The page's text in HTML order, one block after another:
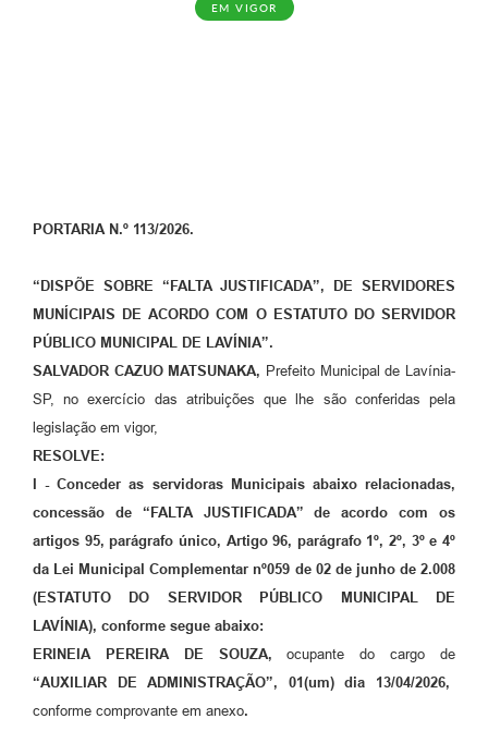
Editais
Contas Públicas
e-SIC
Contratos
Previdência
EM VIGOR
PORTARIA N.º 113/2026.
“DISPÕE SOBRE “FALTA JUSTIFICADA”, DE SERVIDORES
MUNÍCIPAIS DE ACORDO COM O ESTATUTO DO SERVIDOR
PÚBLICO MUNICIPAL DE LAVÍNIA”.
SALVADOR CAZUO MATSUNAKA, Prefeito Municipal de Lavínia-
SP, no exercício das atribuições que lhe são conferidas pela
legislação em vigor,
RESOLVE:
I - Conceder as servidoras Municipais abaixo relacionadas,
concessão de “FALTA JUSTIFICADA” de acordo com os
artigos 95, parágrafo único, Artigo 96, parágrafo 1º, 2º, 3º e 4º
da Lei Municipal Complementar nº059 de 02 de junho de 2.008
(ESTATUTO DO SERVIDOR PÚBLICO MUNICIPAL DE
LAVÍNIA), conforme segue abaixo:
ERINEIA PEREIRA DE SOUZA,ocupante do cargo de
“AUXILIAR DE ADMINISTRAÇÃO”, 01(um) dia 13/04/2026,
conforme comprovante em anexo.